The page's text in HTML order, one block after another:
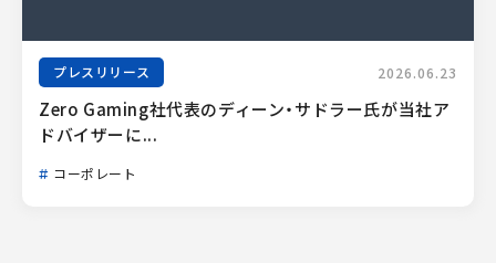
プレスリリース 2026.06.23
Zero Gaming社代表のディーン・サドラー氏が当社ア
ドバイザーに...
コーポレート